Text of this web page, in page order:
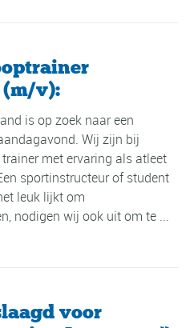
v):
is op zoek naar een
Wij zijn bij
met ervaring als atleet
sportinstructeur of student
leuk lijkt om
nodigen wij ook uit om te ...
voor